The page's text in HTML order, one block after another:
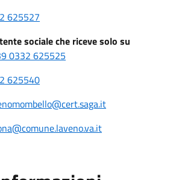
625527
sociale che riceve solo su
0332 625525
625540